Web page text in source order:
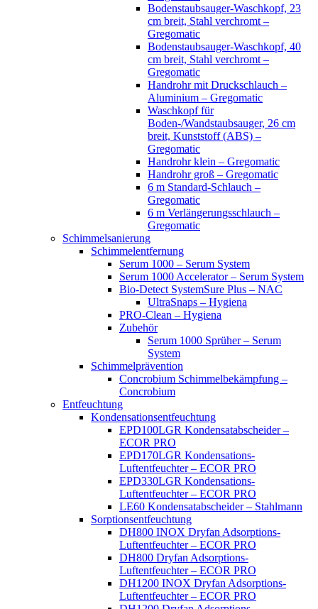
Bodenstaubsauger-Waschkopf, 23
cm breit, Stahl verchromt –
Gregomatic
Bodenstaubsauger-Waschkopf, 40
cm breit, Stahl verchromt –
Gregomatic
Handrohr mit Druckschlauch –
Aluminium – Gregomatic
Waschkopf für
Boden-/Wandstaubsauger, 26 cm
breit, Kunststoff (ABS) –
Gregomatic
Handrohr klein – Gregomatic
Handrohr groß – Gregomatic
6 m Standard-Schlauch –
Gregomatic
6 m Verlängerungsschlauch –
Gregomatic
Schimmelsanierung
Schimmelentfernung
Serum 1000 – Serum System
Serum 1000 Accelerator – Serum System
Bio-Detect SystemSure Plus – NAC
UltraSnaps – Hygiena
PRO-Clean – Hygiena
Zubehör
Serum 1000 Sprüher – Serum
System
Schimmelprävention
Concrobium Schimmelbekämpfung –
Concrobium
Entfeuchtung
Kondensationsentfeuchtung
EPD100LGR Kondensatabscheider –
ECOR PRO
EPD170LGR Kondensations-
Luftentfeuchter – ECOR PRO
EPD330LGR Kondensations-
Luftentfeuchter – ECOR PRO
LE60 Kondensatabscheider – Stahlmann
Sorptionsentfeuchtung
DH800 INOX Dryfan Adsorptions-
Luftentfeuchter – ECOR PRO
DH800 Dryfan Adsorptions-
Luftentfeuchter – ECOR PRO
DH1200 INOX Dryfan Adsorptions-
Luftentfeuchter – ECOR PRO